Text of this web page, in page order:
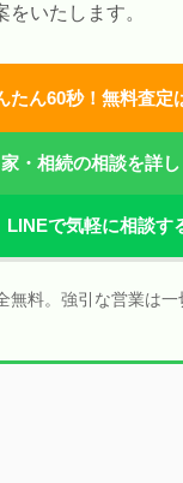
をいたします。
たん60秒！無料査定
・相続の相談を詳
LINEで気軽に相談す
無料。強引な営業は一